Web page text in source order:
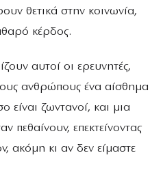
θετικά στην κοινωνία,
κέρδος.
αυτοί οι ερευνητές,
ανθρώπους ένα αίσθημα
είναι ζωντανοί, και μια
πεθαίνουν, επεκτείνοντας
ακόμη κι αν δεν είμαστε